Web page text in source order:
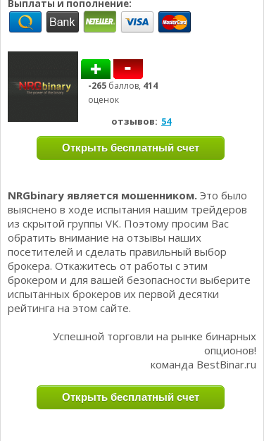
Выплаты и пополнение:
-265баллов, 414
оценок
отзывов: 54
Открыть бесплатный счет
NRGbinary является мошенником. Это было
выяснено в ходе испытания нашим трейдеров
из скрытой группы VK. Поэтому просим Вас
обратить внимание на отзывы наших
посетителей и сделать правильный выбор
брокера. Откажитесь от работы с этим
брокером и для вашей безопасности выберите
испытанных брокеров их первой десятки
рейтинга на этом сайте.
Успешной торговли на рынке бинарных
опционов!
команда BestBinar.ru
Открыть бесплатный счет